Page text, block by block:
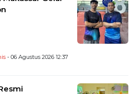
- 06 Agustus 2026 12:37